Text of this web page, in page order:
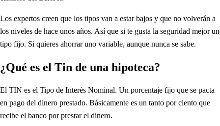
Los expertos creen que los tipos van a estar bajos y que no volverán a
los niveles de hace unos años. Así que si te gusta la seguridad mejor un
tipo fijo. Si quieres ahorrar uno variable, aunque nunca se sabe.
¿Qué es el Tin de una hipoteca?
El TIN es el Tipo de Interés Nominal. Un porcentaje fijo que se pacta
en pago del dinero prestado. Básicamente es un tanto por ciento que
recibe el banco por prestar el dinero.